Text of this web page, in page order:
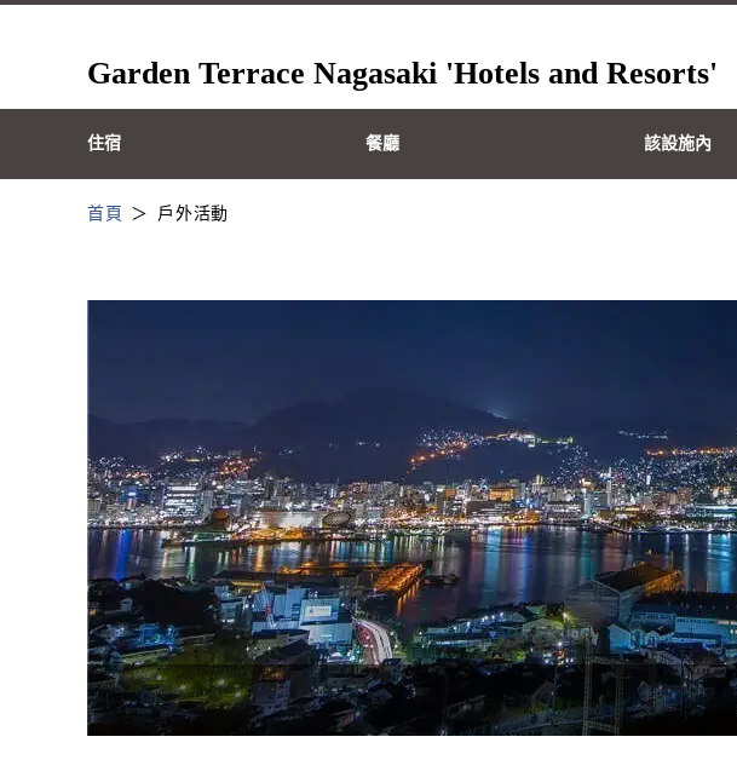
Garden Terrace Nagasaki 'Hotels and Resorts'
住宿 餐廳 該設施內
首頁 戶外活動